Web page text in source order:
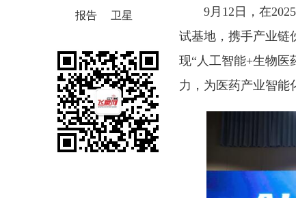
报告
卫星
9月12日，在
试基地，携手产业链
现“人工智能+生物
力，为医药产业智能